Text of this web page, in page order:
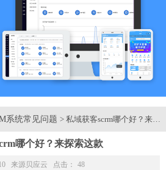
系统常见问题 > 私域获客scrm哪个好？来探
哪个好？来探索这款
来源贝应云 点击： 48